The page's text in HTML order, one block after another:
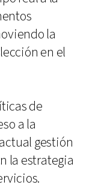
la
en el
de
a la
gestión
la estrategia